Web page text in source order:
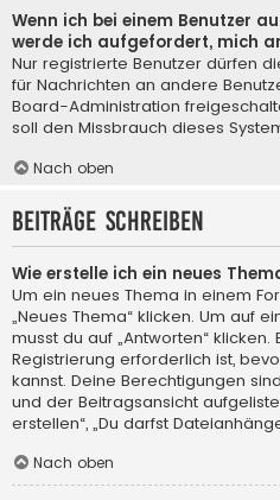
Wenn ich bei einem Benutzer
werde ich aufgefordert, mich
Nur registrierte Benutzer dürfen
für Nachrichten an andere
Board-Administration
soll den Missbrauch dieses
Nach oben
Beiträge schreiben
Wie erstelle ich ein neues
Um ein neues Thema in einem
„Neues Thema“ klicken. Um auf
musst du auf „Antworten“ klicken.
Registrierung erforderlich ist,
kannst. Deine Berechtigungen
und der Beitragsansicht
erstellen“, „Du darfst
Nach oben